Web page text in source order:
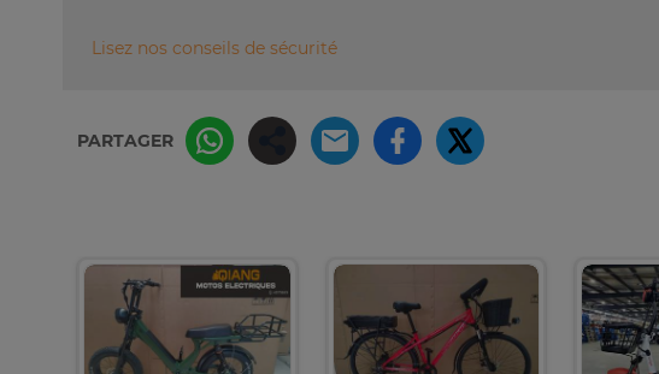
Lisez nos conseils de sécurité
PARTAGER